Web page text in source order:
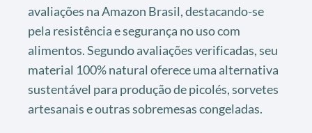
avaliações na Amazon Brasil, destacando-se
pela resistência e segurança no uso com
alimentos. Segundo avaliações verificadas, seu
material 100% natural oferece uma alternativa
sustentável para produção de picolés, sorvetes
artesanais e outras sobremesas congeladas.